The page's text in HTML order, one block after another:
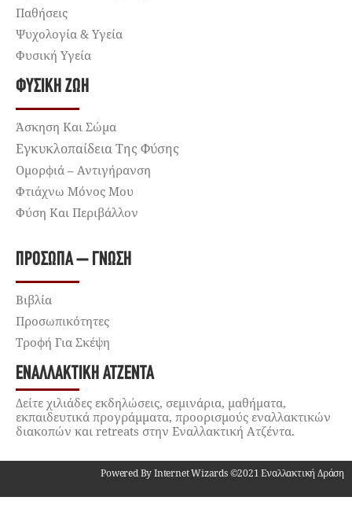
Παθήσεις
Ψυχολογία & Υγεία
Φυσική Υγεία
ΦΥΣΙΚΉ ΖΩΉ
Άσκηση Και Σώμα
Εγκυκλοπαίδεια Της Φύσης
Ομορφιά – Αντιγήρανση
Φτιάχνω Μόνος Μου
Φύση Και Περιβάλλον
ΠΡΌΣΩΠΑ – ΓΝΏΣΗ
Βιβλία
Προσωπικότητες
Τροφή Για Σκέψη
ΕΝΑΛΛΑΚΤΙΚΉ ΑΤΖΈΝΤΑ
Δείτε χιλιάδες εκδηλώσεις, σεμινάρια, μαθήματα,
εκπαιδευτικά προγράμματα, προορισμούς εναλλακτικών
διακοπών και retreats στην Εναλλακτική Ατζέντα.
Powered By Internet Wizards ©2021 Εναλλακτική Δράση